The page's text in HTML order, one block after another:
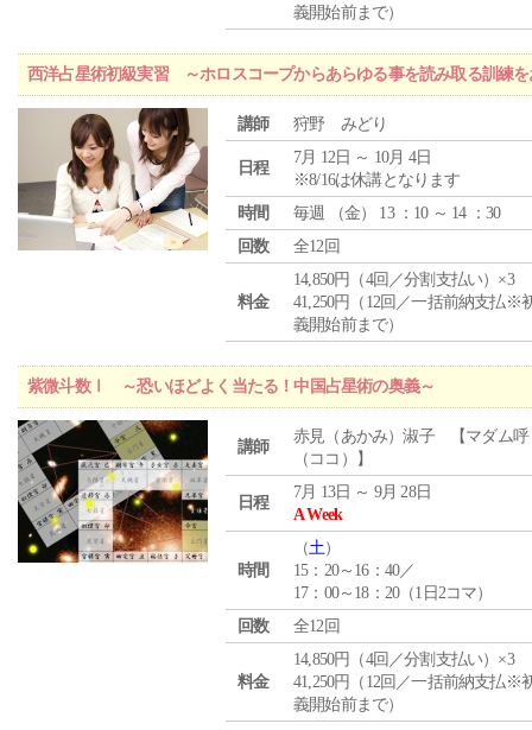
義開始前まで）
西洋占星術初級実習 ～ホロスコープからあらゆる事を読み取る訓練を
講師 狩野 みどり
日程
7月 12日 ～ 10月 4日
※8/16は休講となります
時間
毎週 （金） 13 ：10 ～ 14 ：30
回数
全12回
料金
14,850円（4回／分割支払い）×3
41,250円（12回／一括前納支払※
義開始前まで）
紫微斗数Ⅰ ～恐いほどよく当たる！中国占星術の奥義～
講師
赤見（あかみ）淑子 【マダム呼
（ココ）】
日程
7月 13日 ～ 9月 28日
A Week
時間
（土）
15：20～16：40／
17：00～18：20（1日2コマ）
回数
全12回
料金
14,850円（4回／分割支払い）×3
41,250円（12回／一括前納支払※
義開始前まで）